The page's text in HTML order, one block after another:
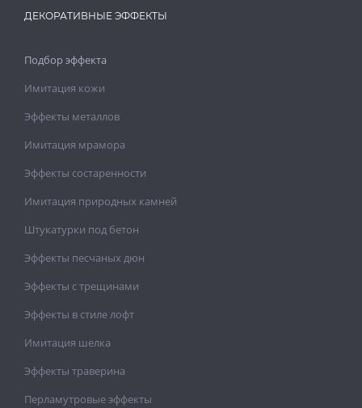
ДЕКОРАТИВНЫЕ ЭФФЕКТЫ
Подбор эффекта
Имитация кожи
Эффекты металлов
Имитация мрамора
Эффекты состаренности
Имитация природных камней
Штукатурки под бетон
Эффекты песчаных дюн
Эффекты с трещинами
Эффекты в стиле лофт
Имитация шелка
Эффекты траверина
Перламутровые эффекты